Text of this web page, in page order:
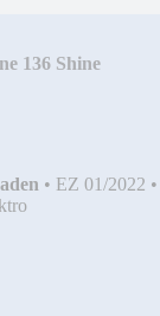
136 Shine
• EZ 01/2022 •